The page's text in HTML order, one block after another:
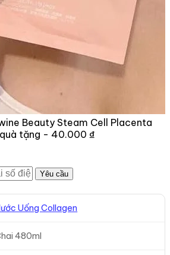
Beauty Steam Cell Placenta
tặng - 40.000 ₫
Yêu cầu
Uống Collagen
480ml